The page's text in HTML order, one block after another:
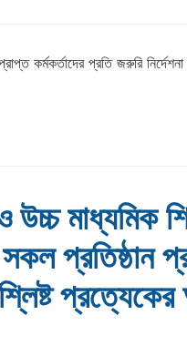
কর্মকর্তাদের প্রতি জরুরি নির্দেশনা
উচ্চ মাধ্যমিক
প্রতিষ্ঠান